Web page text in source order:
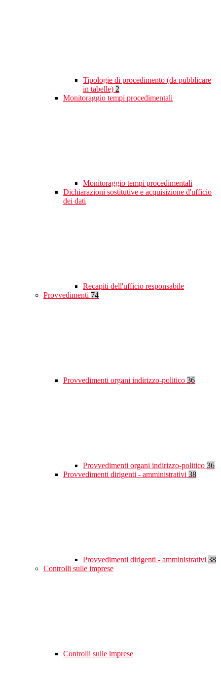
Tipologie di procedimento (da pubblicare
in tabelle) 2
Monitoraggio tempi procedimentali
Monitoraggio tempi procedimentali
Dichiarazioni sostitutive e acquisizione d'ufficio
dei dati
Recapiti dell'ufficio responsabile
Provvedimenti 74
Provvedimenti organi indirizzo-politico 36
Provvedimenti organi indirizzo-politico 36
Provvedimenti dirigenti - amministrativi 38
Provvedimenti dirigenti - amministrativi 38
Controlli sulle imprese
Controlli sulle imprese